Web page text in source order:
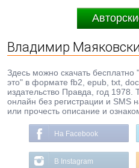
Владимир
Здесь можно скачать
это" в формате fb2, epub, txt,
издательство Правда, год 1978.
онлайн без регистрации и SMS
или прочесть описание и
На Facebook
В Instagram